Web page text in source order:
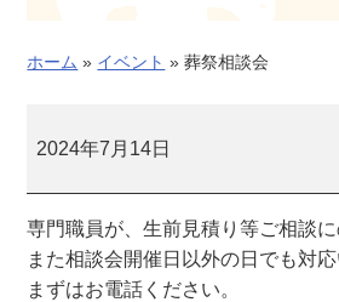
ホーム » イベント » 葬祭相談会
祭
会
2024年7月14日
専門職員が、生前見積り等ご相談に
また相談会開催日以外の日でも対応
まずはお電話ください。